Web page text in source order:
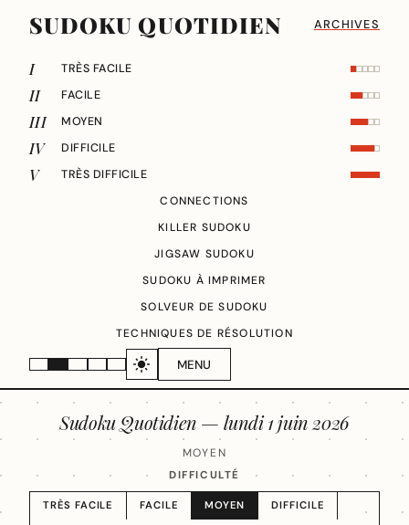
SUDOKU QUOTIDIEN ARCHIVES
MENU
I TRÈS FACILE
II FACILE
III MOYEN
IV DIFFICILE
V
TRÈS DIFFICILE
CONNECTIONS
KILLER SUDOKU
JIGSAW SUDOKU
SUDOKU À IMPRIMER
SOLVEUR DE SUDOKU
TECHNIQUES DE RÉSOLUTION
Sudoku Quotidien — lundi 1 juin 2026
MOYEN
DIFFICULTÉ
TRÈS FACILE FACILE MOYEN DIFFICILE